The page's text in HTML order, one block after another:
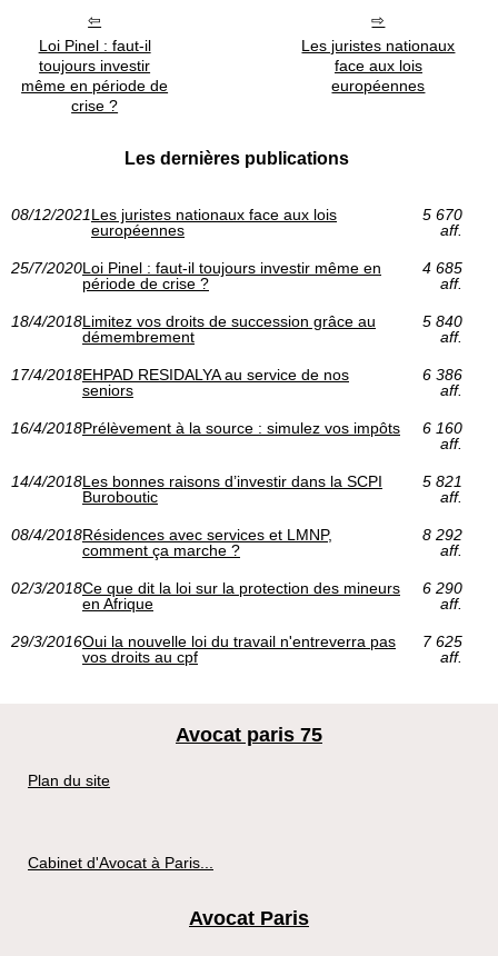
Loi Pinel : faut-il
toujours investir
même en période de
crise ?
Les juristes nationaux
face aux lois
européennes
Les dernières publications
08/12/2021Les juristes nationaux face aux lois
européennes
5 670
aff.
25/7/2020Loi Pinel : faut-il toujours investir même en
période de crise ?
4 685
aff.
18/4/2018Limitez vos droits de succession grâce au
démembrement
5 840
aff.
17/4/2018EHPAD RESIDALYA au service de nos
seniors
6 386
aff.
16/4/2018Prélèvement à la source : simulez vos impôts
6 160
aff.
14/4/2018Les bonnes raisons d’investir dans la SCPI
Buroboutic
5 821
aff.
08/4/2018Résidences avec services et LMNP,
comment ça marche ?
8 292
aff.
02/3/2018Ce que dit la loi sur la protection des mineurs
en Afrique
6 290
aff.
29/3/2016Oui la nouvelle loi du travail n'entreverra pas
vos droits au cpf
7 625
aff.
Avocat paris 75
Plan du site
Cabinet d'Avocat à Paris...
Avocat Paris